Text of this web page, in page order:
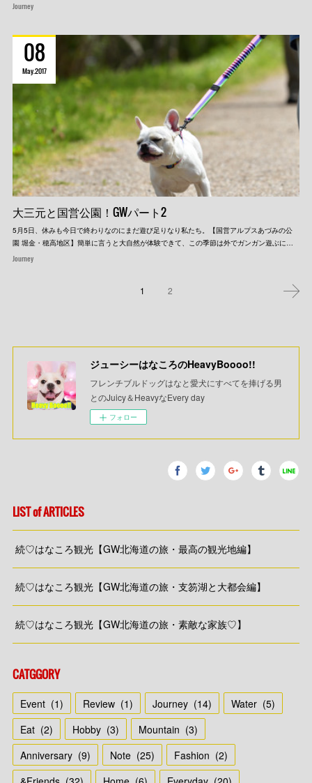
Journey
大三元と国営公園！GWパート2
5月5日、休みも今日で終わりなのにまだ遊び足りなり私たち。【国営アルプスあづみの公
園 堀金・穂高地区】簡単に言うと大自然が体験できて、この季節は外でガンガン遊ぶに…
08
May2017
Journey
1 2
ジューシーはなころのHeavyBoooo!!
フレンチブルドッグはなと愛犬にすべてを捧げる男
とのJuicy＆HeavyなEvery day
フォロー
LIST of ARTICLES
続♡はなころ観光【GW北海道の旅・最高の観光地編】
続♡はなころ観光【GW北海道の旅・支笏湖と大都会編】
続♡はなころ観光【GW北海道の旅・素敵な家族♡】
CATGGORY
Event (1) Review (1) Journey (14) Water (5)
Eat (2) Hobby (3) Mountain (3)
Anniversary (9) Note (25) Fashion (2)